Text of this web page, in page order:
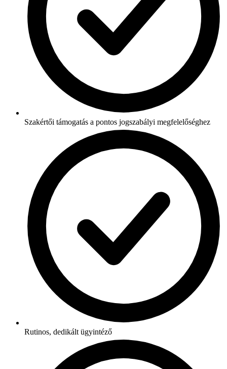
Szakértői támogatás a pontos jogszabályi megfelelőséghez
Rutinos, dedikált ügyintéző